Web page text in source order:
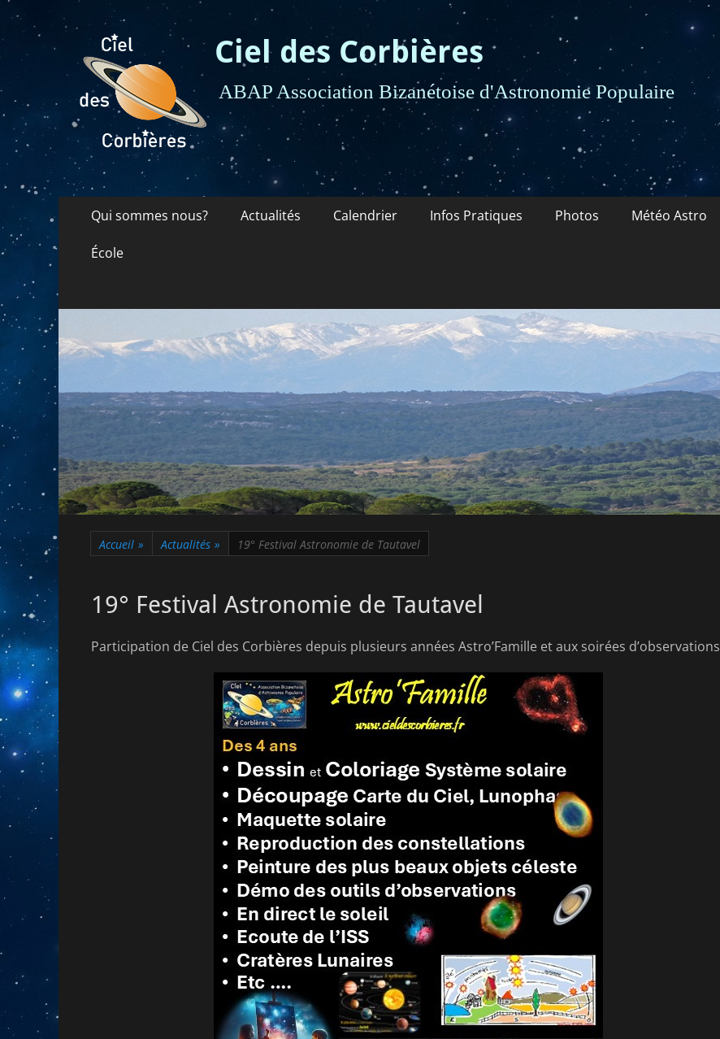
Ciel des Corbières
ABAP Association Bizanétoise d'Astronomie Populaire
Menu
principal
contenu
Qui sommes nous? Actualités Calendrier Infos Pratiques Photos Météo Astro
École
Accueil » Actualités » 19° Festival Astronomie de Tautavel
19° Festival Astronomie de Tautavel
Participation de Ciel des Corbières depuis plusieurs années Astro’Famille et aux soirées d’observations